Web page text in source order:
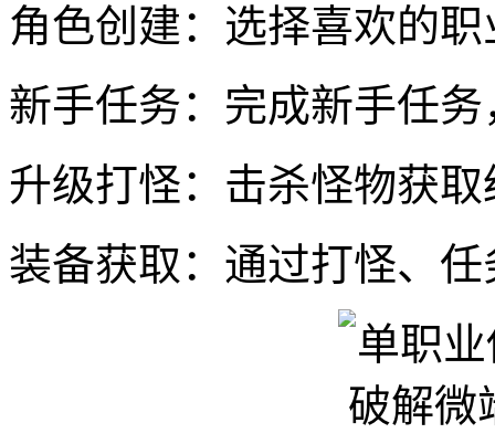
角色创建：选择喜欢的
新手任务：完成新手任
升级打怪：击杀怪物获
装备获取：通过打怪、